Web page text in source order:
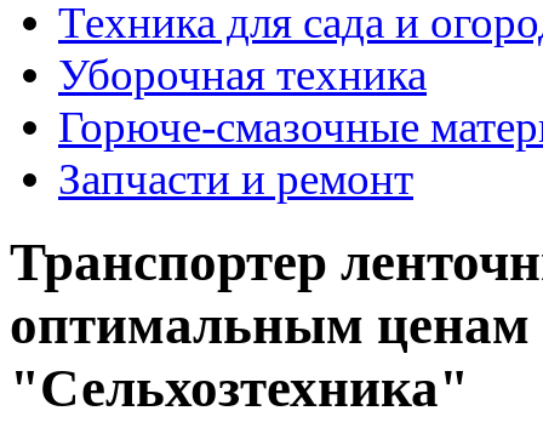
Техника для сада и
Уборочная техника
Горюче-смазочные
Запчасти и ремонт
Транспортер
оптимальным ценам
"Сельхозтехника"